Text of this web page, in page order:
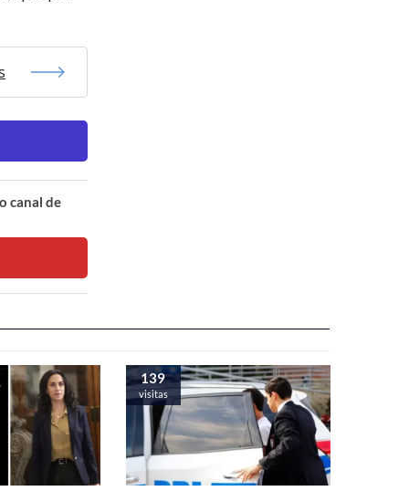
canal de
139
visitas